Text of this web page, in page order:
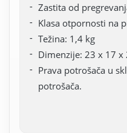
Zastita od
Klasa otpornosti na
Težina: 1,4 kg
Dimenzije: 23 x 17 x
Prava potrošača u
potrošača.